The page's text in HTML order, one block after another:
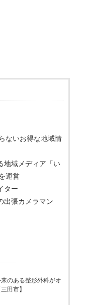
ないお得な地域情
地域メディア「い
運営
ター
出張カメラマン
のある整形外科がオ
田市】